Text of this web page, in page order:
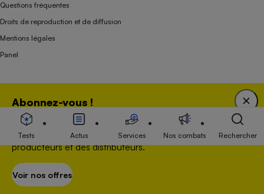
Abonnez-vous !
Bénéficiez d'une expertise unique tout en soutenant
une association 100 % indépendante de l'Etat, des
producteurs et des distributeurs.
Voir nos offres
Questions fréquentes
Droits de reproduction et de diffusion
Mentions légales
Panel
Association indépendante de l’État, des syndicats, des producteurs et des
distributeurs depuis 1951.
Tests Actus Services Nos combats Rechercher